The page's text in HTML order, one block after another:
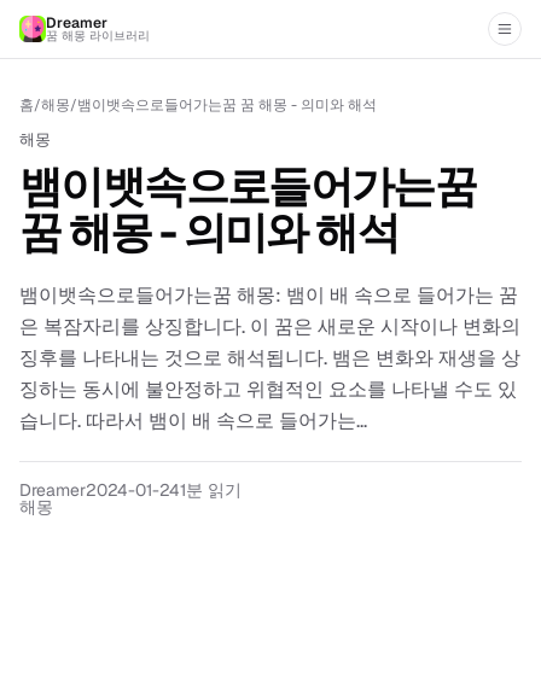
Dreamer
꿈 해몽 라이브러리
홈/해몽/뱀이뱃속으로들어가는꿈 꿈 해몽 - 의미와 해석
해몽
뱀이뱃속으로들어가는꿈
꿈 해몽 - 의미와 해석
뱀이뱃속으로들어가는꿈 해몽: 뱀이 배 속으로 들어가는 꿈
은 복잠자리를 상징합니다. 이 꿈은 새로운 시작이나 변화의
징후를 나타내는 것으로 해석됩니다. 뱀은 변화와 재생을 상
징하는 동시에 불안정하고 위협적인 요소를 나타낼 수도 있
습니다. 따라서 뱀이 배 속으로 들어가는...
Dreamer2024-01-241분 읽기
해몽